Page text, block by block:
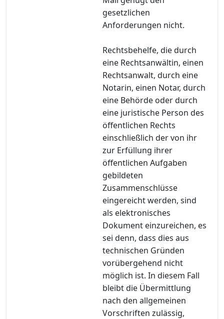
gesetzlichen
Anforderungen nicht.
Rechtsbehelfe, die durch
eine Rechtsanwältin, einen
Rechtsanwalt, durch eine
Notarin, einen Notar, durch
eine Behörde oder durch
eine juristische Person des
öffentlichen Rechts
einschließlich der von ihr
zur Erfüllung ihrer
öffentlichen Aufgaben
gebildeten
Zusammenschlüsse
eingereicht werden, sind
als elektronisches
Dokument einzureichen, es
sei denn, dass dies aus
technischen Gründen
vorübergehend nicht
möglich ist. In diesem Fall
bleibt die Übermittlung
nach den allgemeinen
Vorschriften zulässig,